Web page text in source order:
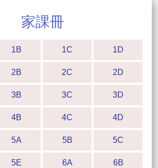
家課冊
1B 1C 1D
2B 2C 2D
3B 3C 3D
4B 4C 4D
5A 5B 5C
5E 6A 6B